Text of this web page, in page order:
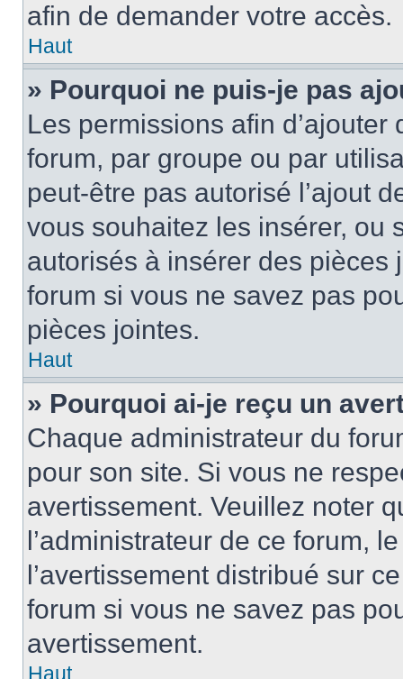
afin de demander votre accès.
Haut
» Pourquoi ne puis-je pas
Les permissions afin
forum, par groupe ou par
peut-être pas autorisé l’ajout
vous souhaitez les insérer, ou
autorisés à insérer des pièces
forum si vous ne savez pas
pièces jointes.
Haut
» Pourquoi ai-je reçu un
Chaque administrateur du
pour son site. Si vous ne
avertissement. Veuillez noter
l’administrateur de ce forum,
l’avertissement distribué sur
forum si vous ne savez pas
avertissement.
Haut